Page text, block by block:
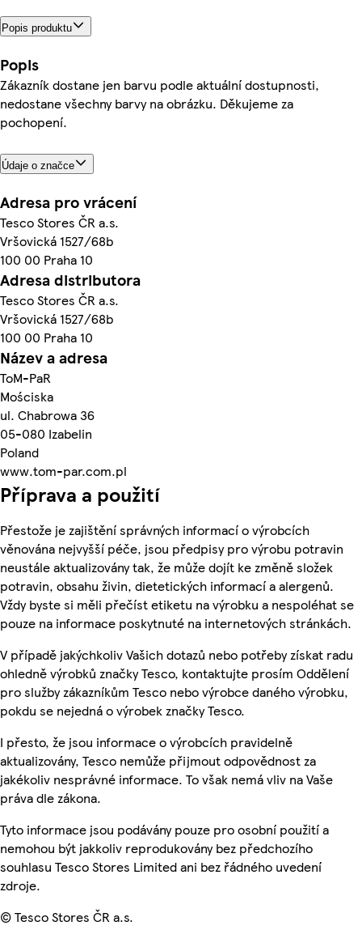
Popis produktu
Popis
Zákazník dostane jen barvu podle aktuální dostupnosti,
nedostane všechny barvy na obrázku. Děkujeme za
pochopení.
Údaje o značce
Adresa pro vrácení
Tesco Stores ČR a.s.
Vršovická 1527/68b
100 00 Praha 10
Adresa distributora
Tesco Stores ČR a.s.
Vršovická 1527/68b
100 00 Praha 10
Název a adresa
ToM-PaR
Mościska
ul. Chabrowa 36
05-080 Izabelin
Poland
www.tom-par.com.pl
Příprava a použití
Přestože je zajištění správných informací o výrobcích
věnována nejvyšší péče, jsou předpisy pro výrobu potravin
neustále aktualizovány tak, že může dojít ke změně složek
potravin, obsahu živin, dietetických informací a alergenů.
Vždy byste si měli přečíst etiketu na výrobku a nespoléhat se
pouze na informace poskytnuté na internetových stránkách.
V případě jakýchkoliv Vašich dotazů nebo potřeby získat radu
ohledně výrobků značky Tesco, kontaktujte prosím Oddělení
pro služby zákazníkům Tesco nebo výrobce daného výrobku,
pokdu se nejedná o výrobek značky Tesco.
I přesto, že jsou informace o výrobcích pravidelně
aktualizovány, Tesco nemůže přijmout odpovědnost za
jakékoliv nesprávné informace. To však nemá vliv na Vaše
práva dle zákona.
Tyto informace jsou podávány pouze pro osobní použití a
nemohou být jakkoliv reprodukovány bez předchozího
souhlasu Tesco Stores Limited ani bez řádného uvedení
zdroje.
© Tesco Stores ČR a.s.